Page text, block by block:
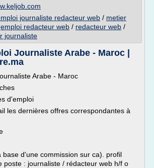
journaliste redacteur web / metier
emploi redacteur web / redacteur web /
journaliste
Journaliste Arabe - Maroc |
Arabe - Maroc
d'emploi
les dernières offres correspondantes à
base d'une commission sur ca). profil
poste : journaliste / rédacteur web h/f o